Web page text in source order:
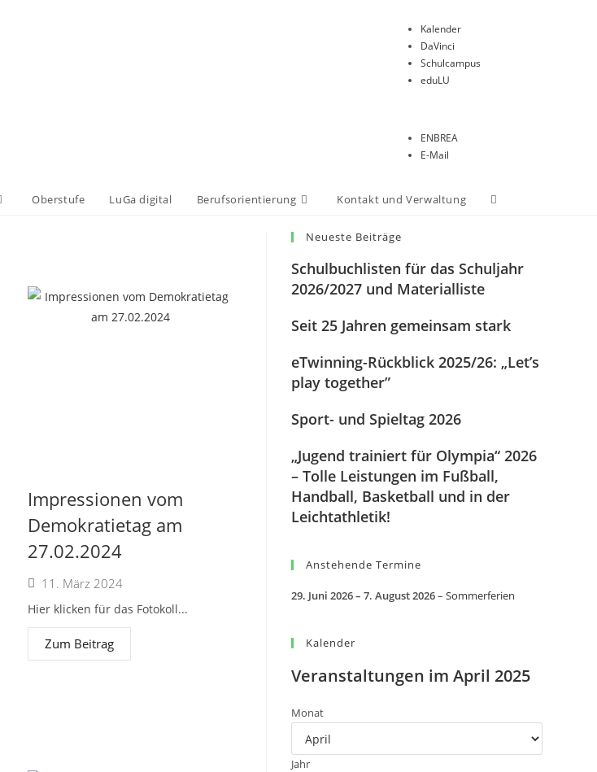
Kalender
DaVinci
Schulcampus
eduLU
ENBREA
E-Mail
Oberstufe LuGa digital Berufsorientierung Kontakt und Verwaltung
Impressionen vom
Demokratietag am
27.02.2024
11. März 2024
Hier klicken für das Fotokoll...
Zum Beitrag
Neueste Beiträge
Schulbuchlisten für das Schuljahr
2026/2027 und Materialliste
Seit 25 Jahren gemeinsam stark
eTwinning-Rückblick 2025/26: „Let’s
play together”
Sport- und Spieltag 2026
„Jugend trainiert für Olympia“ 2026
– Tolle Leistungen im Fußball,
Handball, Basketball und in der
Leichtathletik!
Anstehende Termine
29. Juni 2026– 7. August 2026–Sommerferien
Kalender
Veranstaltungen im April 2025
Monat
Jahr